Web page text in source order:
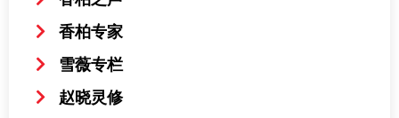
香柏专家
雪薇专栏
赵晓灵修